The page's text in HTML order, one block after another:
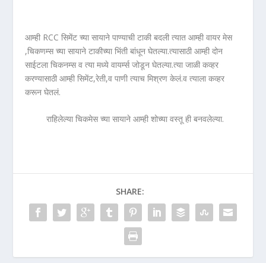
आम्ही RCC सिमेंट च्या सायाने पाण्याची टाकी बदली त्यात आम्ही वायर मेस
,चिकणम्स च्या सायाने टाकीच्या भिंती बांधून घेतल्या.त्यासाठी आम्ही दोन
साईटला चिकनम्स व त्या मध्ये वायर्म्स जोडून घेतल्या.त्या जाळी कव्हर
करण्यासाठी आम्ही सिमेंट,रेती,व पाणी त्याच मिश्रण केलं.व त्याला कव्हर
करून घेतलं.
राहिलेल्या चिकमेस च्या सायाने आम्ही शोच्या वस्तू ही बनवलेल्या.
SHARE: